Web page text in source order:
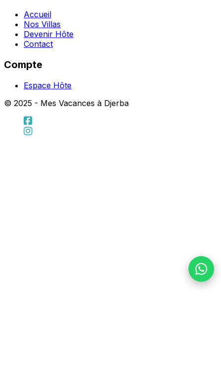
Accueil
Nos Villas
Devenir Hôte
Contact
Compte
Espace Hôte
© 2025 - Mes Vacances à Djerba